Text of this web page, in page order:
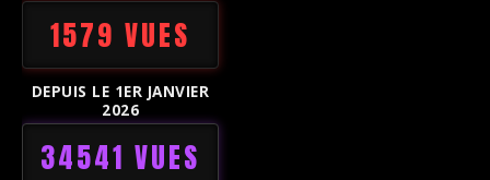
1579 VUES
DEPUIS LE 1ER JANVIER
2026
34541 VUES